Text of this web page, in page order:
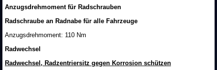
Anzugsdrehmoment für Radschrauben
Radschraube an Radnabe für alle Fahrzeuge
Anzugsdrehmoment: 110 Nm
Radwechsel
Radwechsel, Radzentriersitz gegen Korrosion schützen